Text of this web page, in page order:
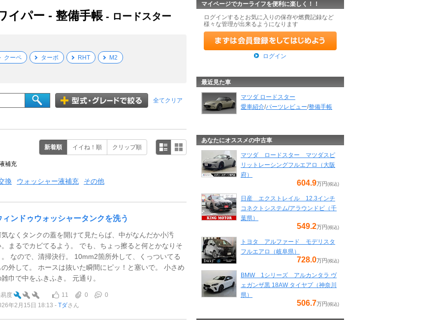
イパー - 整備手帳 - ロードスター
クーペ ターボ RHT M2
全てクリア
新着順 イイね！順 クリップ順
補充
換 ウォッシャー液補充 その他
ィンドゥウォッシャータンクを洗う
気なくタンクの蓋を開けて見たらば、中がなんだか小汚
。まるでカビてるよう。 でも、ちょっ擦ると何とかなりそ
。 なので、清掃決行。 10mm2箇所外して、くっついてる
の外して。 ホースは抜いた瞬間にピッ！と塞いで。 小さめ
巾で中をふきふき。 元通り。
度 11 0
0
年2月15日 18:13
Tダさん
マイページでカーライフを便利に楽しく！！
ログインするとお気に入りの保存や燃費記録など
様々な管理が出来るようになります
ログイン
最近見た車
マツダ ロードスター
愛車紹介/パーツレビュー/整備手帳
あなたにオススメの中古車
マツダ ロードスター マツダスピ
リットレーシングフルエアロ（大阪
府）
604.9万円 (税込)
日産 エクストレイル 12.3インチ
コネクトシステム/アラウンドビ（千
葉県）
549.2万円 (税込)
トヨタ アルファード モデリスタ
フルエアロ（岐阜県）
728.0万円 (税込)
BMW 1シリーズ アルカンタラ ヴ
ェガンザ黒 18AW タイヤプ（神奈川
県）
506.7万円 (税込)